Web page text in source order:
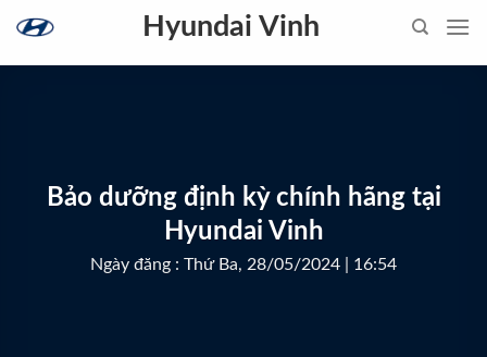
content
Hyundai Vinh
Bảo dưỡng định kỳ chính hãng tại
Hyundai Vinh
Ngày đăng : Thứ Ba, 28/05/2024 | 16:54